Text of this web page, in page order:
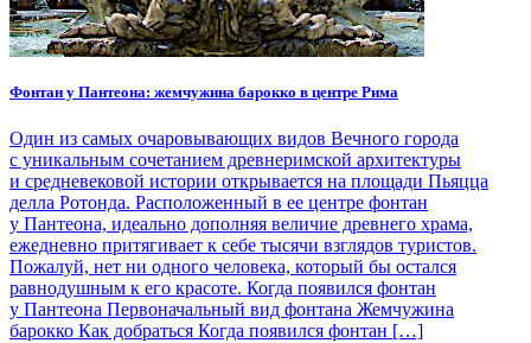
Фонтан у Пантеона: жемчужина барокко в центре Рима
Один из самых очаровывающих видов Вечного города
с уникальным сочетанием древнеримской архитектуры
и средневековой истории открывается на площади Пьяцца
делла Ротонда. Расположенный в ее центре фонтан
у Пантеона, идеально дополняя величие древнего храма,
ежедневно притягивает к себе тысячи взглядов туристов.
Пожалуй, нет ни одного человека, который бы остался
равнодушным к его красоте. Когда появился фонтан
у Пантеона Первоначальный вид фонтана Жемчужина
барокко Как добраться Когда появился фонтан […]